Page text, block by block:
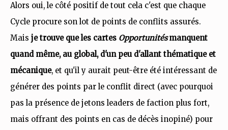
Alors oui, le côté positif de tout cela c'est que chaque
Cycle procure son lot de points de conflits assurés.
Mais je trouve que les cartes Opportunitésmanquent
quand même, au global, d'un peu d'allant thématique et
mécanique, et qu'il y aurait peut-être été intéressant de
générer des points par le conflit direct (avec pourquoi
pas la présence de jetons leaders de faction plus fort,
mais offrant des points en cas de décès inopiné) pour